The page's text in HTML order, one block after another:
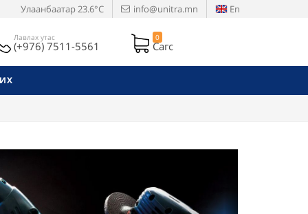
Улаанбаатар23.6°C info@unitra.mn En
Лавлах утас
(+976) 7511-5561
0
Сагс